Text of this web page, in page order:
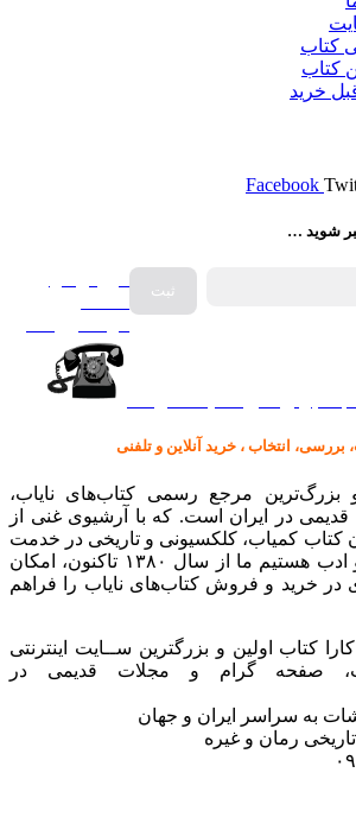
کتاب
کتاب
خرید
Facebook
شوید …
فروش انواع
بررسی، انتخاب ، خرید آنلاین و تلفنی
بزرگ‌ترین مرجع رسمی کتاب‌های نایاب،
در ایران است. که با آرشیوی غنی از
کتاب کمیاب، کلکسیونی و تاریخی در خدمت
دوست‌داران فرهنگ و ادب هستیم ما از سال ۱۳۸۰ تاکنون، امکان
در خرید و فروش کتاب‌های نایاب را فراهم
کارا کتاب اولین و بزرگترین ســایت اینترنتی
صفحه گرام و مجلات قدیمی در
به سراسر ایران و جهان
تاریخی رمان و غیره